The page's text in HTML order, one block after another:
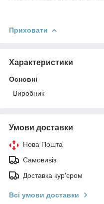
Приховати
Характеристики
Основні
Виробник
Умови доставки
Нова Пошта
Самовивіз
Доставка кур'єром
Всі умови доставки